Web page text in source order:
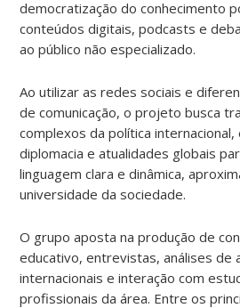
democratização do conhecimento
conteúdos digitais, podcasts e
ao público não especializado.
Ao utilizar as redes sociais e
de comunicação, o projeto busca
complexos da política internacional,
diplomacia e atualidades globais
linguagem clara e dinâmica,
universidade da sociedade.
O grupo aposta na produção de
educativo, entrevistas, análises de
internacionais e interação com
profissionais da área. Entre os